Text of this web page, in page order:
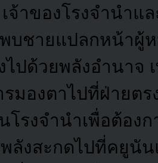
จ้าของโรงจำนำแ
บชายแปลกหน้าผู้
ปด้วยพลังอำนาจ
มองตาไปที่ฝ่ายต
โรงจำนำเพื่อต้อง
ลังสะกดไปที่คยูนัน